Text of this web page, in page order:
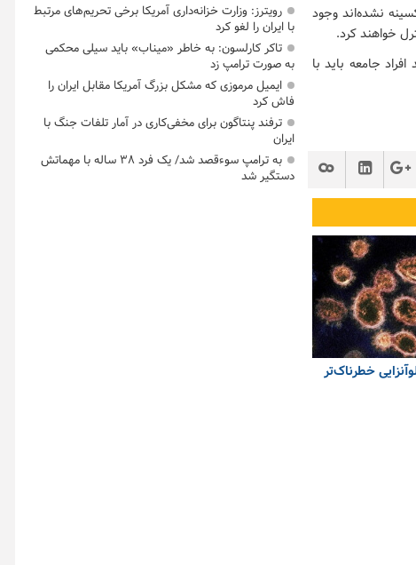
نشده‌اند وجود
خواهند کرد.
و شهرسازی گفت: تاکسی‌های سواری تا واکسیناسیون ۸۰ درصد افراد جامعه باید با
خطرناک‌تر
رویترز: وزارت خزانه‌داری آمریکا برخی تحریم‌های مرتبط
با ایران را لغو کرد
تاکر کارلسون: به خاطر «میناب» باید سیلی محکمی
به صورت ترامپ زد
ایمیل مرموزی که مشکل بزرگ آمریکا مقابل ایران را
فاش کرد
ترفند پنتاگون برای مخفی‌کاری در آمار تلفات جنگ با
ایران
به ترامپ سوءقصد شد/ یک فرد ۳۸ ساله با مهماتش
دستگیر شد